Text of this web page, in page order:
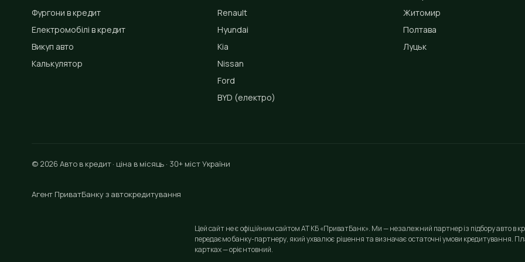
Фургони в кредит
Електромобілі в кредит
Викуп авто
Калькулятор
Renault
Hyundai
Kia
Nissan
Ford
BYD (електро)
Житомир
Полтава
Луцьк
© 2026 Авто в кредит · ціна в місяць · 30+ міст України
Агент ПриватБанку з автокредитування
Цей сайт не є офіційним сайтом АТ КБ «ПриватБанк». Ми — незалежний партнер із підбору авто в
передаємо банку-партнеру, який ухвалює рішення та визначає остаточні умови кредитування.
картках — орієнтовний.